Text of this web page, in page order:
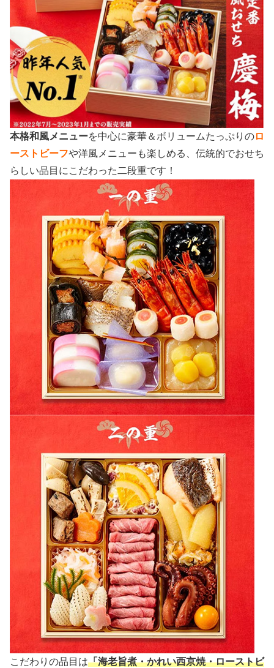
本格和風メニューを中心に豪華＆ボリュームたっぷりのロ
ーストビーフや洋風メニューも楽しめる、伝統的でおせち
らしい品目にこだわった二段重です！
こだわりの品目は「海老旨煮・かれい西京焼・ローストビ